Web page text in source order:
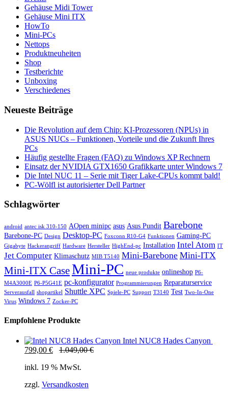
Gehäuse Midi Tower
Gehäuse Mini ITX
HowTo
Mini-PCs
Nettops
Produktneuheiten
Shop
Testberichte
Unboxing
Verschiedenes
Neueste Beiträge
Die Revolution auf dem Chip: KI-Prozessoren (NPUs) in
ASUS NUCs – Funktionen, Vorteile und die Zukunft Ihres
PCs
Häufig gestellte Fragen (FAQ) zu Windows XP Rechnern
Einsatz der NVIDIA GTX1650 Grafikkarte unter Windows 7
Die Intel NUC 11 – Serie mit Tiger Lake-CPUs kommt bald!
PC-Wölfl ist autorisierter Dell Partner
Schlagwörter
android antec isk 310-150 AOpen minipc asus Asus Pundit Barebone
Barebone-PC Design Desktop-PC Foxconn R10-G4 Funktionen Gaming-PC
Gigabyte Hackerangriff Hardware Hersteller HighEnd-pc Installation Intel Atom IT
Jet Computer Klimaschutz MIB T5140 Mini-Barebone Mini-ITX
Mini-ITX CaseMini-PC neue produkte onlineshop P6-
M4A3000E P6-P5G41E pc-konfigurator Programmierungen Reparaturservice
Serverausfall shopartikel Shuttle XPC Spiele-PC Support T3140 Test Two-In-One
Virus Windows 7 Zocker-PC
Empfohlene Produkte
Intel NUC8 Hades Canyon
799,00 € 1.049,00€
inkl. 19 % MwSt.
zzgl. Versandkosten